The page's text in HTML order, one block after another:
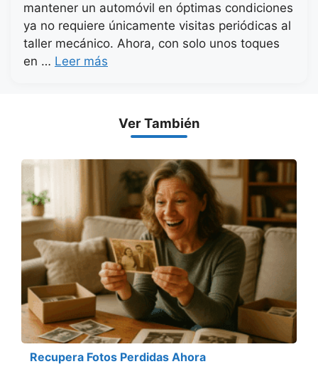
mantener un automóvil en óptimas condiciones
ya no requiere únicamente visitas periódicas al
taller mecánico. Ahora, con solo unos toques
en … Leer más
Ver También
Recupera Fotos Perdidas Ahora